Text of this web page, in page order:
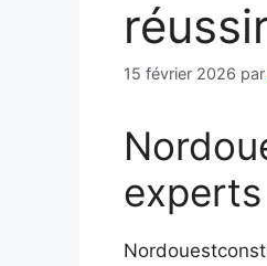
15 février 2026 par